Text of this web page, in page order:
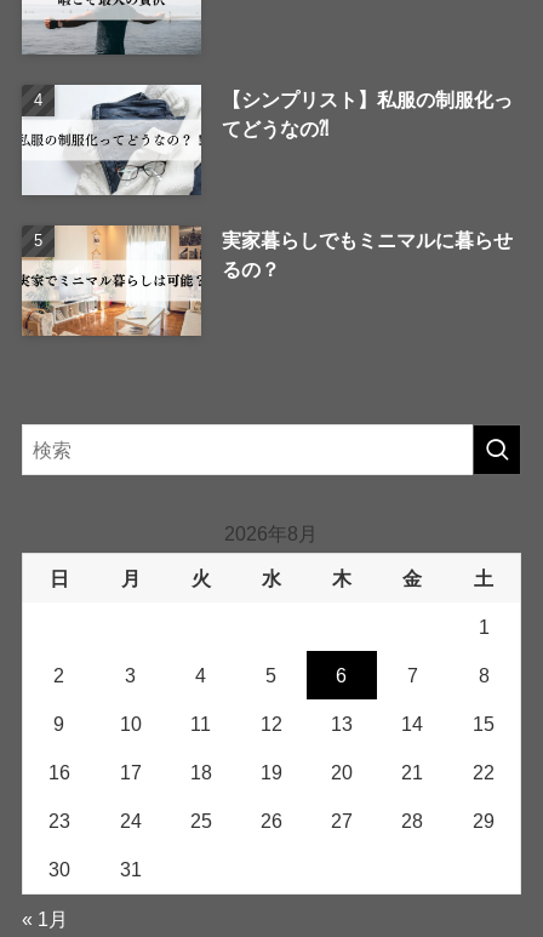
【シンプリスト】私服の制服化っ
てどうなの⁈
実家暮らしでもミニマルに暮らせ
るの？
2026年8月
日 月 火 水 木 金 土
1
2 3 4 5 6 7 8
9 10 11 12 13 14 15
16 17 18 19 20 21 22
23 24 25 26 27 28 29
30 31
« 1月